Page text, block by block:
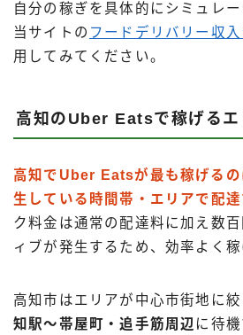
自分の稼ぎを具体的にシミュレー
当サイトの フードデリバリー収
用してみてください。
高知のUber Eatsで稼げるエ
高知でUber Eatsが最も稼げるの
生している時間帯・エリアで配達
ク料金は通常の配達料に加え数
ィブが発生するため、効率よく稼
高知市はエリアが中心市街地に絞
知駅〜帯屋町・追手筋周辺 に待